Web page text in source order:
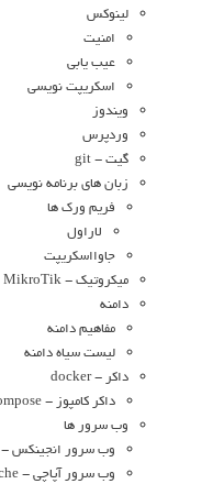
لینوکس
امنیت
عیب یابی
اسکریپت نویسی
ویندوز
وردپرس
گیت - git
زبان های برنامه نویسی
فریم ورک ها
لاراول
جاوااسکریپت
میکروتیک - MikroTik
دامنه
مفاهیم دامنه
لیست سیاه دامنه
داکر - docker
داکر کامپوز - docker compose
وب سرور ها
وب سرور انجینکس - Nginx
وب سرور آپاچی - Apache